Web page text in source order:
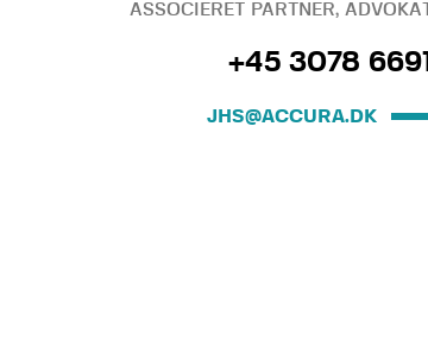
ASSOCIERET PARTNER, ADVOKAT
+45 3078 6691
JHS@ACCURA.DK